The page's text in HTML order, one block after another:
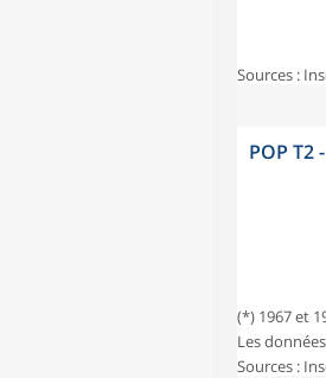
Sources :
POP
(*) 1967 et
Les
Sources :